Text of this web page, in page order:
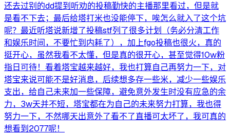
还去过别的dd提到听劝的投稿勤快的主播那里看过，但是就
是看不下去；最后给塔打米也没能停下，唉怎么就入了这个坑
呢？最近听塔说新增了投稿stf列了很多计划（务必分清工作
和娱乐时间，不要忙到内耗了），加上fgo投稿也很火，真的
挺开心，虽然我看不太懂，但是真的很开心，甚至觉得10w粉
指日可待！看着塔宝越来越好，我也打算自己再努力一下，对
塔宝来说可能不是好消息，后续想多存一些米，减少一些娱乐
支出，给自己未来加一些保障，避免意外发生时没有应急的余
力，3w天并不短，塔宝都在为自己的未来努力打算，我也得
努力一下，不然哪天出意外了看不了直播可太坏了，我可真的
想看到2077呢！